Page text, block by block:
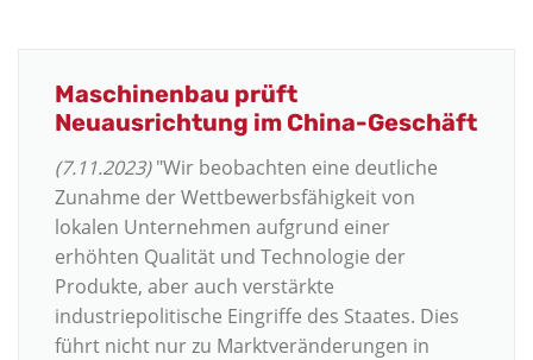
Maschinenbau prüft
Neuausrichtung im China-Geschäft
(7.11.2023)"Wir beobachten eine deutliche
Zunahme der Wettbewerbsfähigkeit von
lokalen Unternehmen aufgrund einer
erhöhten Qualität und Technologie der
Produkte, aber auch verstärkte
industriepolitische Eingriffe des Staates. Dies
führt nicht nur zu Marktveränderungen in